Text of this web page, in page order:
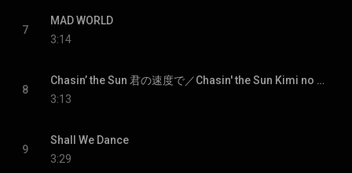
7
MAD WORLD
3:14
8
Chasin’ the Sun 君の速度で／Chasin' the Sun Kimi no Sokudo de
3:13
9
Shall We Dance
3:29